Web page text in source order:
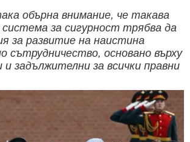
обърна внимание, че такава
за сигурност трябва да
за развитие на наистина
сътрудничество, основано върху
задължителни за всички правни